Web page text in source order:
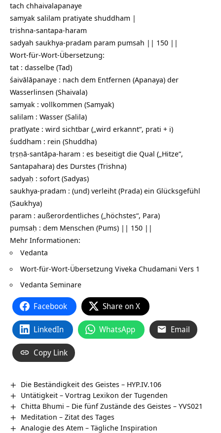
tach chhaivalapanaye
samyak salilam pratiyate shuddham |
trishna-santapa-haram
sadyah saukhya-pradam param pumsah || 150 ||
Wort-für-Wort-Übersetzung:
tat : dasselbe (Tad)
śaivālāpanaye : nach dem Entfernen (Apanaya) der
Wasserlinsen (Shaivala)
samyak : vollkommen (Samyak)
salilam : Wasser (Salila)
pratīyate : wird sichtbar („wird erkannt“, prati + i)
śuddham : rein (Shuddha)
tṛṣṇā-santāpa-haram : es beseitigt die Qual („Hitze“,
Santapahara) des Durstes (Trishna)
sadyaḥ : sofort (Sadyas)
saukhya-pradam : (und) verleiht (Prada) ein Glücksgefühl
(Saukhya)
param : außerordentliches („höchstes“, Para)
puṃsaḥ : dem Menschen (Pums) || 150 ||
Mehr Informationen:
Vedanta
Wort-für-Wort-Übersetzung Viveka Chudamani Vers 1
Vedanta Seminare
Facebook Share on X
LinkedIn WhatsApp Email
Copy Link
Die Beständigkeit des Geistes – HYP.IV.106
Untätigkeit – Vortrag Lexikon der Tugenden
Chitta Bhumi – Die fünf Zustände des Geistes – YVS021
Meditation – Zitat des Tages
Analogie des Atem – Tägliche Inspiration